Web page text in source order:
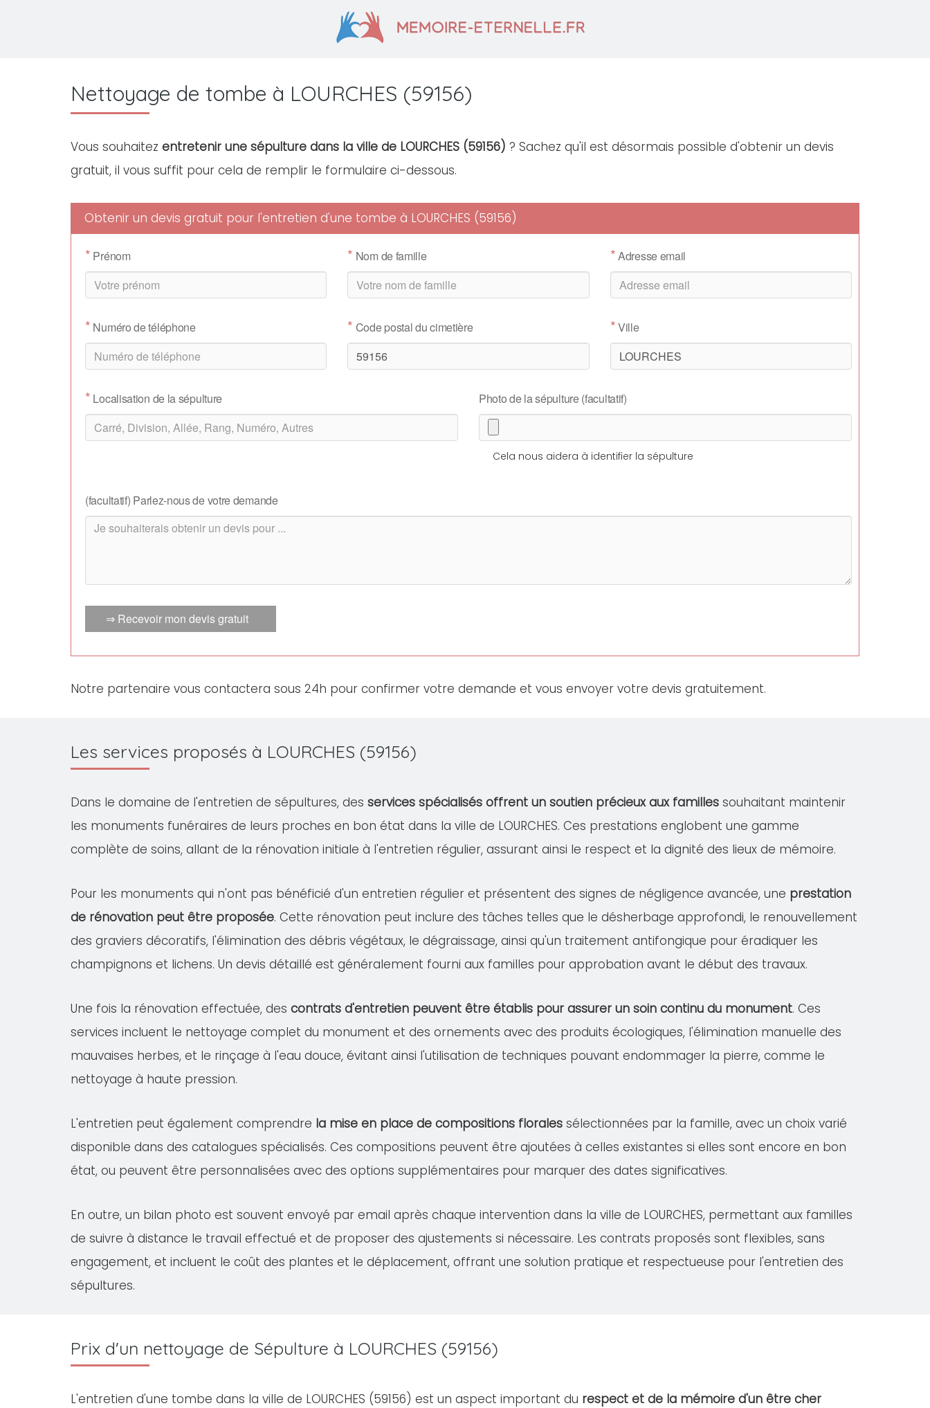
Nettoyage de tombe à LOURCHES (59156)
Vous souhaitez entretenir une sépulture dans la ville de LOURCHES (59156) ? Sachez qu'il est désormais possible d'obtenir un devis
gratuit, il vous suffit pour cela de remplir le formulaire ci-dessous.
Obtenir un devis gratuit pour l'entretien d'une tombe à LOURCHES (59156)
* Prénom * Nom de famille *Adresse email
* Numéro de téléphone * Code postal du cimetière *Ville
* Localisation de la sépulture Photo de la sépulture (facultatif)
Cela nous aidera à identifier la sépulture
(facultatif) Parlez-nous de votre demande
⇒ Recevoir mon devis gratuit
Notre partenaire vous contactera sous 24h pour confirmer votre demande et vous envoyer votre devis gratuitement.
Les services proposés à LOURCHES (59156)
Dans le domaine de l'entretien de sépultures, des services spécialisés offrent un soutien précieux aux familles souhaitant maintenir
les monuments funéraires de leurs proches en bon état dans la ville de LOURCHES. Ces prestations englobent une gamme
complète de soins, allant de la rénovation initiale à l'entretien régulier, assurant ainsi le respect et la dignité des lieux de mémoire.
Pour les monuments qui n'ont pas bénéficié d'un entretien régulier et présentent des signes de négligence avancée, une prestation
de rénovation peut être proposée. Cette rénovation peut inclure des tâches telles que le désherbage approfondi, le renouvellement
des graviers décoratifs, l'élimination des débris végétaux, le dégraissage, ainsi qu'un traitement antifongique pour éradiquer les
champignons et lichens. Un devis détaillé est généralement fourni aux familles pour approbation avant le début des travaux.
Une fois la rénovation effectuée, des contrats d'entretien peuvent être établis pour assurer un soin continu du monument. Ces
services incluent le nettoyage complet du monument et des ornements avec des produits écologiques, l'élimination manuelle des
mauvaises herbes, et le rinçage à l'eau douce, évitant ainsi l'utilisation de techniques pouvant endommager la pierre, comme le
nettoyage à haute pression.
L'entretien peut également comprendre la mise en place de compositions florales sélectionnées par la famille, avec un choix varié
disponible dans des catalogues spécialisés. Ces compositions peuvent être ajoutées à celles existantes si elles sont encore en bon
état, ou peuvent être personnalisées avec des options supplémentaires pour marquer des dates significatives.
En outre, un bilan photo est souvent envoyé par email après chaque intervention dans la ville de LOURCHES, permettant aux familles
de suivre à distance le travail effectué et de proposer des ajustements si nécessaire. Les contrats proposés sont flexibles, sans
engagement, et incluent le coût des plantes et le déplacement, offrant une solution pratique et respectueuse pour l'entretien des
sépultures.
Prix d'un nettoyage de Sépulture à LOURCHES (59156)
L'entretien d'une tombe dans la ville de LOURCHES (59156) est un aspect important du respect et de la mémoire d'un être cher